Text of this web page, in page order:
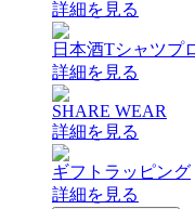
詳細を見る
日本酒Tシャツプ
詳細を見る
SHARE WEAR
詳細を見る
ギフトラッピング
詳細を見る